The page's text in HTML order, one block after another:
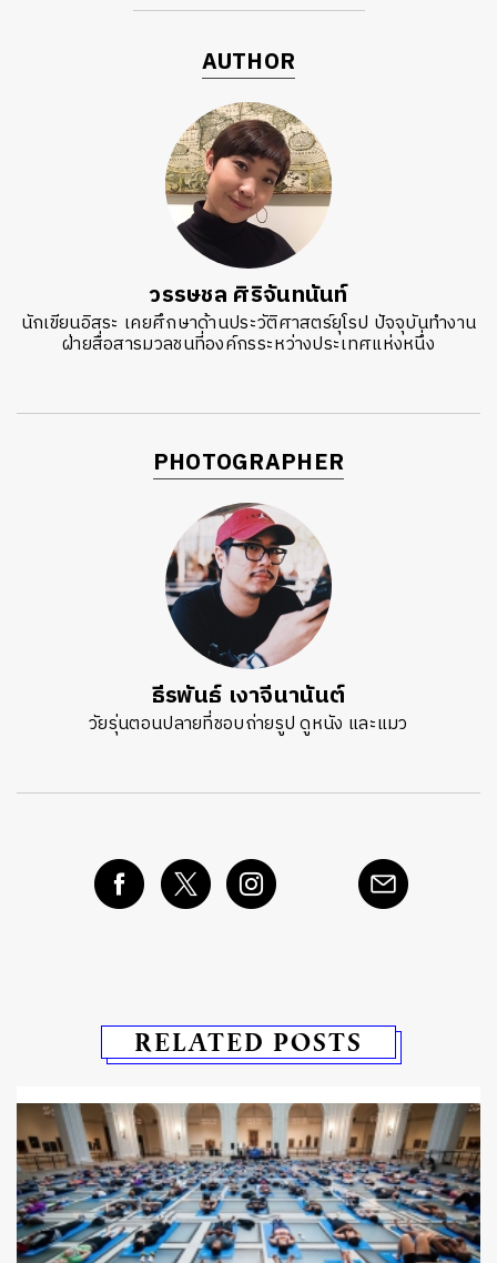
AUTHOR
วรรษชล ศิริจันทนันท์
นักเขียนอิสระ เคยศึกษาด้านประวัติศาสตร์ยุโรป ปัจจุบันทำงาน
ฝ่ายสื่อสารมวลชนที่องค์กรระหว่างประเทศแห่งหนึ่ง
PHOTOGRAPHER
ธีรพันธ์ เงาจีนานันต์
วัยรุ่นตอนปลายที่ชอบถ่ายรูป ดูหนัง และแมว
RELATED POSTS